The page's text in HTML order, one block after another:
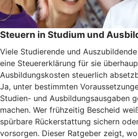
Steuern in Studium und
Viele Studierende und
eine Steuererklärung für sie
Ausbildungskosten steuerlich
Ja, unter bestimmten
Studien- und Ausbildungsausgaben
machen. Wer frühzeitig Bescheid
spürbare Rückerstattung sichern
vorsorgen. Dieser Ratgeber zeigt,